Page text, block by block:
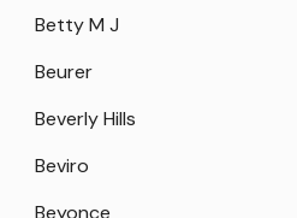
Betty M J
Beurer
Beverly Hills
Beviro
Beyonce